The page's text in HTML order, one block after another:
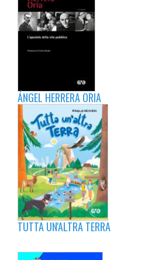
ÁNGEL HERRERA ORIA
TUTTA UN'ALTRA TERRA